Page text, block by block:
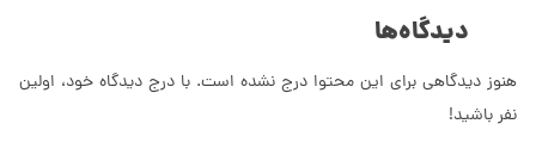
دیدگاه‌ها
هنوز دیدگاهی برای این محتوا درج نشده است. با درج دیدگاه خود، اولین
نفر باشید!